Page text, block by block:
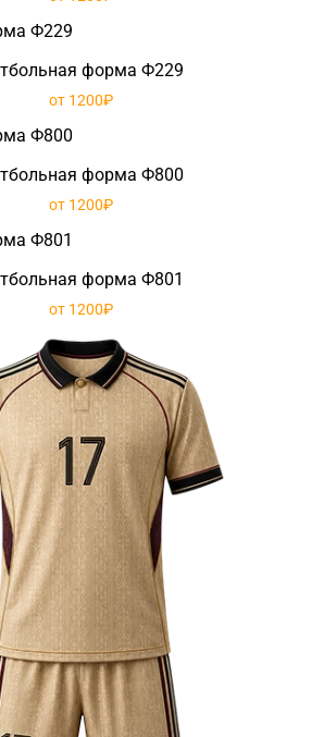
форма Ф229
от 1200₽
форма Ф800
от 1200₽
форма Ф801
от 1200₽